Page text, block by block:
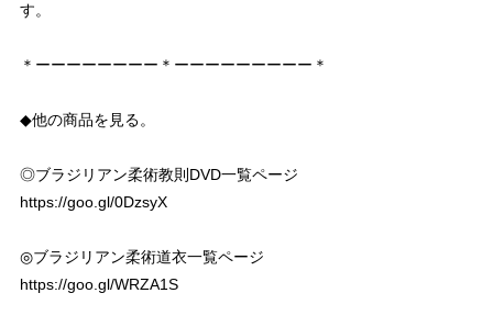
す。
＊ーーーーーーーー＊ーーーーーーーーー＊
◆他の商品を見る。
◎ブラジリアン柔術教則DVD一覧ページ
https://goo.gl/0DzsyX
◎ブラジリアン柔術道衣一覧ページ
https://goo.gl/WRZA1S